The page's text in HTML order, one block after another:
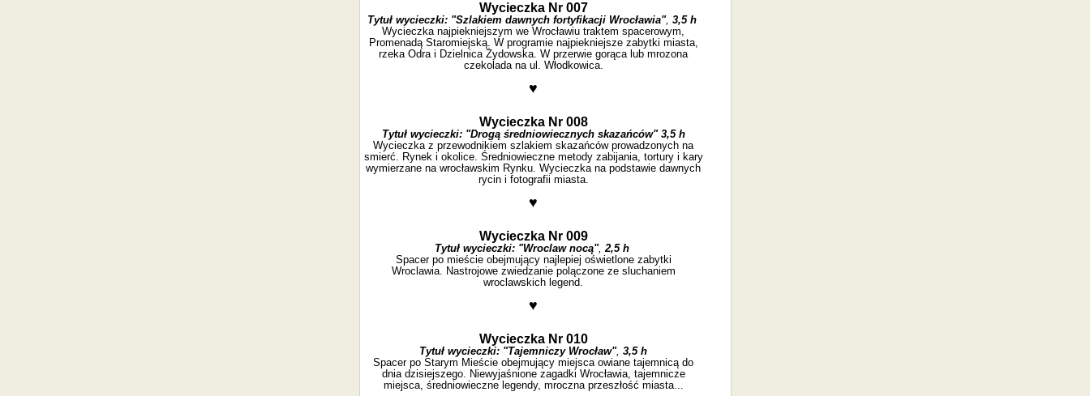
Wycieczka Nr 007
Tytuł wycieczki: "Szlakiem dawnych fortyfikacji Wrocławia", 3,5 h
Wycieczka najpiekniejszym we Wrocławiu traktem spacerowym,
Promenadą Staromiejską. W programie najpiekniejsze zabytki miasta,
rzeka Odra i Dzielnica Żydowska. W przerwie gorąca lub mrozona
czekolada na ul. Włodkowica.
♥
Wycieczka Nr 008
Tytuł wycieczki: "Drogą średniowiecznych skazańców" 3,5 h
Wycieczka z przewodnikiem szlakiem skazańców prowadzonych na
smierć. Rynek i okolice. Średniowieczne metody zabijania, tortury i kary
wymierzane na wrocławskim Rynku. Wycieczka na podstawie dawnych
rycin i fotografii miasta.
♥
Wycieczka Nr 009
Tytuł wycieczki: "Wroclaw nocą",2,5 h
Spacer po mieście obejmujący najlepiej oświetlone zabytki
Wroclawia. Nastrojowe zwiedzanie polączone ze sluchaniem
wroclawskich legend.
♥
Wycieczka Nr 010
Tytuł wycieczki: "Tajemniczy Wrocław", 3,5 h
Spacer po Starym Mieście obejmujący miejsca owiane tajemnicą do
dnia dzisiejszego. Niewyjaśnione zagadki Wrocławia, tajemnicze
miejsca, średniowieczne legendy, mroczna przeszłość miasta...